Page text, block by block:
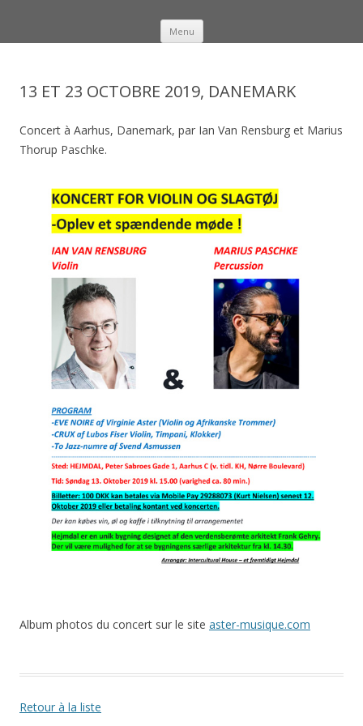
Menu
Aller au contenu principal
13 ET 23 OCTOBRE 2019, DANEMARK
Concert à Aarhus, Danemark, par Ian Van Rensburg et Marius
Thorup Paschke.
Album photos du concert sur le site aster-musique.com
Retour à la liste